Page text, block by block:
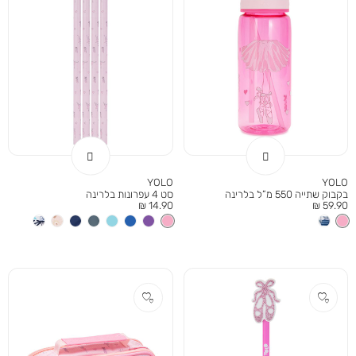
YOLO
בקבוק שתייה 550 מ”ל בלרינה
מחיר
מוצר
59.90 ₪
YOLO
סט 4 עפרונות בלרינה
מחיר
מוצר
14.90 ₪